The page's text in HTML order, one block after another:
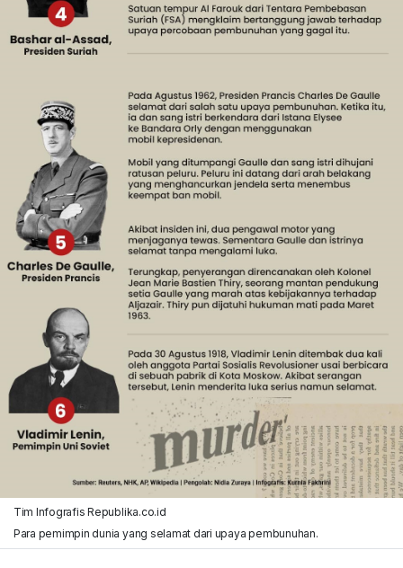
Tim Infografis Republika.co.id
Para pemimpin dunia yang selamat dari upaya pembunuhan.